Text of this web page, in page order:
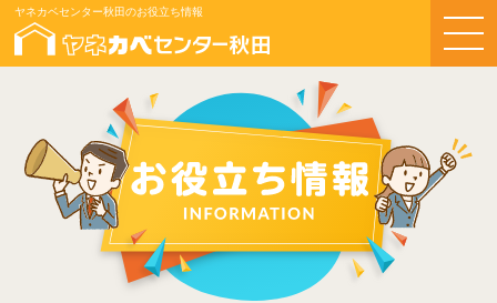
ヤネカベセンター秋田のお役立ち情報